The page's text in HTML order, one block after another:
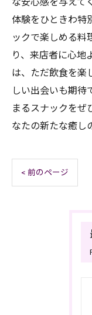
体験をひときわ特
ックで楽しめる料
り、来店者に心地
は、ただ飲食を楽
しい出会いも期待
まるスナックをぜ
なたの新たな癒し
< 前のページ